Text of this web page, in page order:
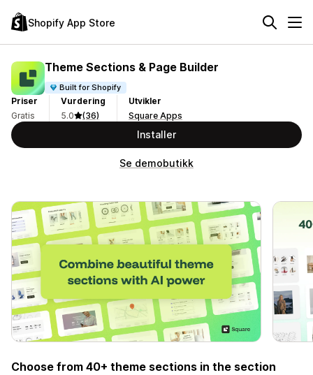
Shopify App Store
Theme Sections & Page Builder
Built for Shopify
Priser
Gratis
Vurdering
5.0
(36)
Utvikler
Square Apps
Installer
Se demobutikk
Choose from 40+ theme sections in the section